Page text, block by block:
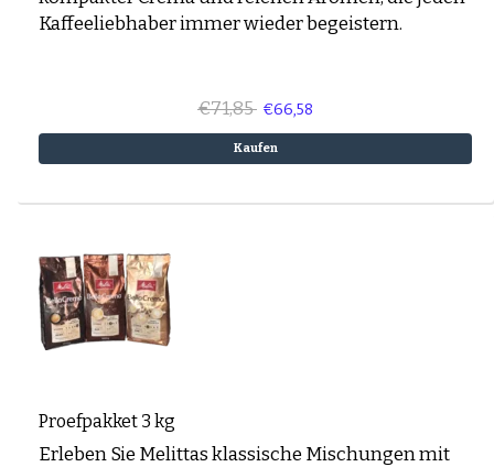
Kaffeeliebhaber immer wieder begeistern.
€71,85 €66,58
Kaufen
Proefpakket 3 kg
Erleben Sie Melittas klassische Mischungen mit